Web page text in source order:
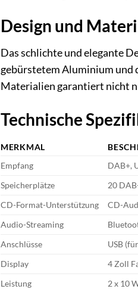
Design und
Das schlichte und elegante
gebürstetem Aluminium und
Materialien garantiert nicht
Technische
MERKMAL
Empfang
DAB+,
Speicherplätze
20
CD-Format-Unterstützung
CD-
Audio-Streaming
Anschlüsse
USB
Display
4 Zoll
Leistung
2 x 10